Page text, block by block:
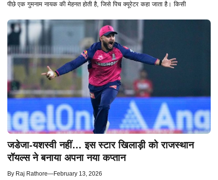
पीछे एक गुमनाम नायक की मेहनत होती है, जिसे पिच क्यूरेटर कहा जाता है। किसी
जडेजा-यशस्वी नहीं… इस स्टार खिलाड़ी को राजस्थान
रॉयल्स ने बनाया अपना नया कप्तान
By Raj Rathore—February 13, 2026